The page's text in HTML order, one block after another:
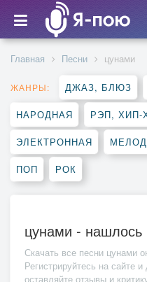
Главная Песни цунами
ЖАНРЫ: ДЖАЗ, БЛЮЗ
НАРОДНАЯ РЭП, ХИП-
ЭЛЕКТРОННАЯ
ПОП РОК
цунами - нашлось
Скачать все песни цунами
Регистрируйтесь на сайте
оставляйте отзывы и